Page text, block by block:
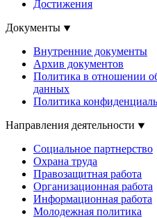
Достижения
Документы
Внутренние документы
Архив документов
Политика в отношении
данных
Политика
Направления деятельности
Социальное партнерство
Охрана труда
Правозащитная работа
Организационная работа
Информационная работа
Молодежная политика